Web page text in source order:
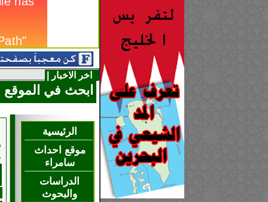
اخر الاخبار |
ابحث في الموقع
الرئيسية
موقع احداث
سامراء
الدراسات
والبحوث